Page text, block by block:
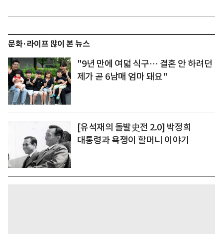
문화·라이프 많이 본 뉴스
"9년 만에 여덟 식구… 결혼 안 하려던
제가 곧 6남매 엄마 돼요"
[유석재의 돌발史전 2.0] 박정희
대통령과 욕쟁이 할머니 이야기